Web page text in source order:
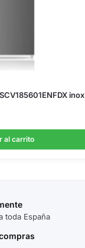
inox
al carrito
toda España